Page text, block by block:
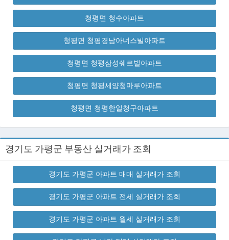
청평면 청수아파트
청평면 청평경남아너스빌아파트
청평면 청평삼성쉐르빌아파트
청평면 청평세양청마루아파트
청평면 청평한일청구아파트
경기도 가평군 부동산 실거래가 조회
경기도 가평군 아파트 매매 실거래가 조회
경기도 가평군 아파트 전세 실거래가 조회
경기도 가평군 아파트 월세 실거래가 조회